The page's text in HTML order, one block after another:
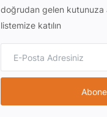
doğrudan gelen kutunuza
listemize katılın